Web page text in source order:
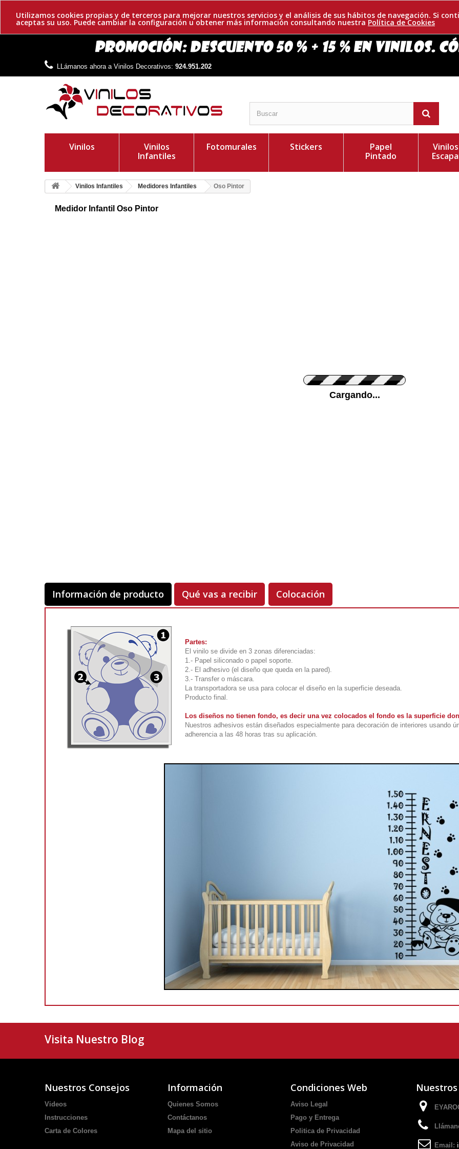
Utilizamos cookies propias y de terceros para mejorar nuestros servicios y el análisis de sus hábitos de navegación. Si
aceptas su uso. Puede cambiar la configuración u obtener más información consultando nuestra Política de Cookies
LLámanos ahora a Vinilos Decorativos: 924.951.202
Vinilos
Vinilos
Infantiles
Fotomurales Stickers
Papel
Pintado
Vinilos Infantiles Medidores Infantiles Oso Pintor
Medidor Infantil Oso Pintor
Cargando...
Pon tu foto de
Información de producto Qué vas a recibir Colocación
Partes:
El vinilo se divide en 3 zonas diferenciadas:
1.- Papel siliconado o papel soporte.
2.- El adhesivo (el diseño que queda en la pared).
3.- Transfer o máscara.
La transportadora se usa para colocar el diseño en la superficie deseada.
Producto final.
Los diseños no tienen fondo, es decir una vez colocados el fondo es la superficie
Nuestros adhesivos están diseñados especialmente para decoración de interiores usando
adherencia a las 48 horas tras su aplicación.
Visita Nuestro Blog
Nuestros Consejos
Videos
Instrucciones
Carta de Colores
Información
Quienes Somos
Contáctanos
Mapa del sitio
Condiciones Web
Aviso Legal
Pago y Entrega
Politica de Privacidad
Aviso de Privacidad
Email: